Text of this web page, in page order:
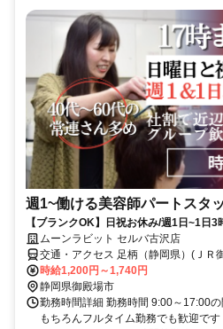
週1~働ける美容師パートスタ
【ブランクOK】日祝お休み/週1日~1日3
ムーンラビット セルバ古沢店
交通・アクセス 足柄（静岡県）(ＪＲ
御殿場線)富士山口(約54分),南御殿場(
時給1,200円～1,740円
静岡県御殿場市
勤務時間詳細 勤務時間 9:00～17:00
もちろんフルタイム勤務でも歓迎で